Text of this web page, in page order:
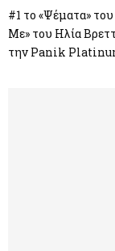
#1 το «Ψέματα»
Με» του Ηλία
την Panik